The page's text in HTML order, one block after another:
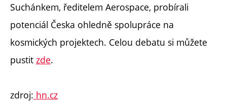
Suchánkem, ředitelem Aerospace, probírali
potenciál Česka ohledně spolupráce na
kosmických projektech. Celou debatu si můžete
pustit zde.
zdroj: hn.cz